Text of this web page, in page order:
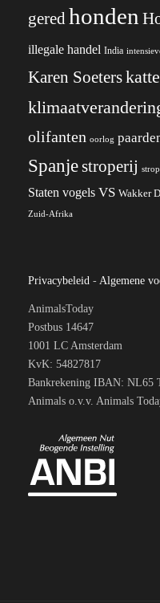
geredhonden
illegale handel India
Karen Soeters
olifanten oorlog
Spanjestroperij
Staten vogels VS Wakker
Zuid-Afrika
Privacybeleid - Algemene
AnimalsToday
Postbus 14647
1001 LC Amsterdam
KvK: 54827817
Bankrekening IBAN: NL65
Animals o.v.v. Animals